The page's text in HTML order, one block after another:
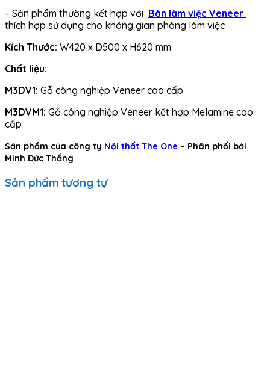
– Sản phẩm thường kết hợp với Bàn làm việc Veneer
thích hợp sử dụng cho không gian phòng làm việc
Kích Thước: W420 x D500 x H620 mm
Chất liệu:
M3DV1: Gỗ công nghiệp Veneer cao cấp
M3DVM1: Gỗ công nghiệp Veneer kết hợp Melamine cao
cấp
Sản phẩm của công ty Nội thất The One – Phân phối bởi
Minh Đức Thắng
Sản phẩm tương tự